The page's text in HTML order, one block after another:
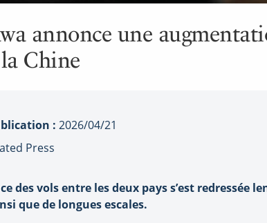
annonce une
Chine
: 2026/04/21
Press
des vols entre les deux pays s’est
que de longues escales.